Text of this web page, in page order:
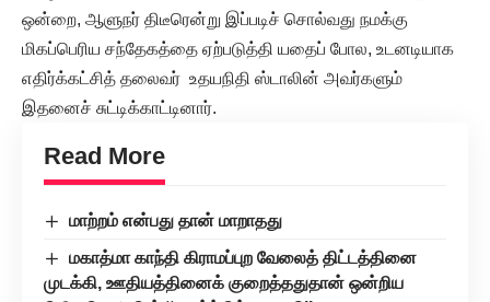
ஒன்றை, ஆளுநர் திடீரென்று இப்படிச் சொல்வது நமக்கு
மிகப்பெரிய சந்தேகத்தை ஏற்படுத்தி யதைப் போல, உடனடியாக
எதிர்க்கட்சித் தலைவர் உதயநிதி ஸ்டாலின் அவர்களும்
இதனைச் சுட்டிக்காட்டினார்.
Read More
மாற்றம் என்பது தான் மாறாதது
மகாத்மா காந்தி கிராமப்புற வேலைத் திட்டத்தினை
முடக்கி, ஊதியத்தினைக் குறைத்ததுதான் ஒன்றிய